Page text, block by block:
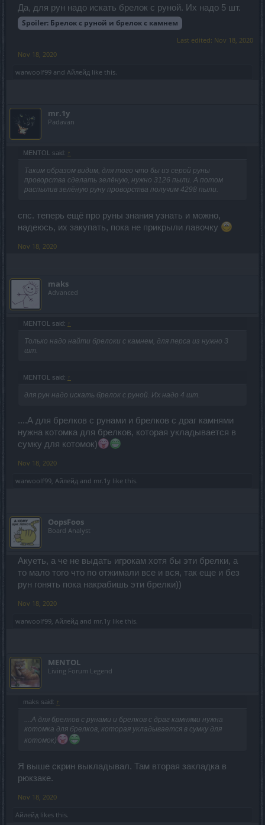
Да, для рун надо искать брелок с руной. Их надо 5 шт.
Spoiler: Брелок с руной и брелок с камнем
Last edited: Nov 18, 2020
Nov 18, 2020
warwoolf99 and Айлейд like this.
mr.1y
Padavan
MENTOL said: ↑
Таким образом видим, для того что бы из серой руны
проворства сделать зелёную, нужно 3126 пыли. А потом
распылив зелёную руну проворства получим 4298 пыли.
спс. теперь ещё про руны знания узнать и можно,
надеюсь, их закупать, пока не прикрыли лавочку
Nov 18, 2020
maks
Advanced
MENTOL said: ↑
Только надо найти брелоки с камнем, для перса из нужно 3
шт.
MENTOL said: ↑
для рун надо искать брелок с руной. Их надо 4 шт.
....А для брелков с рунами и брелков с драг камнями
нужна котомка для брелков, которая укладывается в
сумку для котомок)
Nov 18, 2020
warwoolf99, Айлейд and mr.1y like this.
OopsFoos
Board Analyst
Акуеть, а че не выдать игрокам хотя бы эти брелки, а
то мало того что по отжимали все и вся, так еще и без
рун гонять пока накрабишь эти брелки))
Nov 18, 2020
warwoolf99, Айлейд and mr.1y like this.
MENTOL
Living Forum Legend
maks said: ↑
....А для брелков с рунами и брелков с драг камнями нужна
котомка для брелков, которая укладывается в сумку для
котомок)
Я выше скрин выкладывал. Там вторая закладка в
рюкзаке.
Nov 18, 2020
Айлейд likes this.